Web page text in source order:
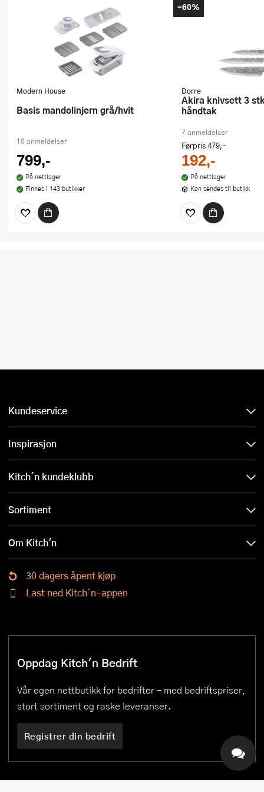
Modern House
Basis mandolinjern grå/hvit
10 anmeldelser
799,-
På nettlager
Finnes i 143 butikker
Dorre
Akira knivsett 3 stk med svart
håndtak
7 anmeldelser
Førpris479,-
192,-
På nettlager
Kan sendes til butikk
-60%
Kundeservice
Inspirasjon
Kitch´n kundeklubb
Sortiment
Om Kitch'n
30 dagers åpent kjøp
Last ned Kitch´n-appen
Oppdag Kitch'n Bedrift
Vår egen nettbutikk for bedrifter – med bedriftspriser,
stort sortiment og raske leveranser.
Registrer din bedrift